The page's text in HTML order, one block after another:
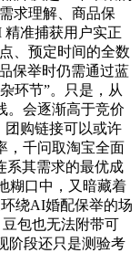
求理解、商品保
准捕获用户实正
、预定时间的全数
保举时仍需通过蓝
环节”。只是，从
。会逐渐高于竞价
团购链接可以或许
，千问取淘宝全面
系其需求的最优成
糊口中，又暗藏着
绕AI婚配保举的场
包也无法附带可
阶段还只是测验考